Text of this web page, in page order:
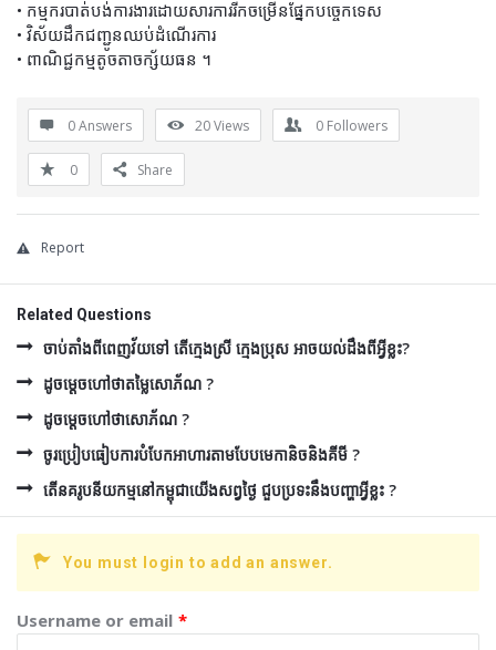
• កម្មករបាត់បង់ការងារដោយសារការរីកចម្រើនផ្នែកបច្ចេកទេស
• វិស័យដឹកជញ្ជូនឈប់ដំណើរការ
• ពាណិជ្ជកម្មតូចតាចក្ស័យធន ។
0 Answers 20Views 0 Followers
0 Share
Report
Related Questions
ចាប់តាំងពីពេញវ័យទៅ តើក្មេងស្រី ក្មេងប្រុស អាចយល់ដឹងពីអ្វីខ្លះ?
ដូចម្ដេចហៅថាតម្លៃសោភ័ណ ?
ដូចម្ដេចហៅថាសោភ័ណ ?
ចូរប្រៀបធៀបការបំបែកអាហារតាមបែបមេកានិចនិងគីមី ?
តើនគរូបនីយកម្មនៅកម្ពុជាយើងសព្វថ្ងៃ ជួបប្រទះនឹងបញ្ហាអ្វីខ្លះ ?
You must login to add an answer.
Username or email *